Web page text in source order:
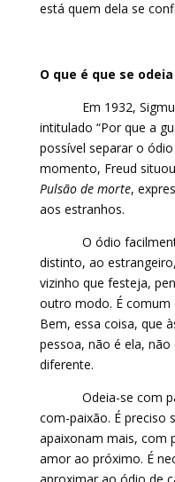
está quem dela se
O que é que se
Em 1932,
intitulado “Por que a
possível separar o
momento, Freud
Pulsão de morte,
aos estranhos.
O ódio facilmente
distinto, ao
vizinho que festeja,
outro modo. É comum
Bem, essa coisa, que
pessoa, não é ela,
diferente.
Odeia-se com
com-paixão. É preciso
apaixonam mais, com
amor ao próximo. É
aproximar ao ódio de